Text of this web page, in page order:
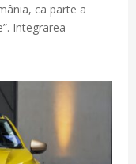
ca parte a
Integrarea